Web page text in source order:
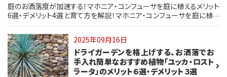
庭のお洒落度が加速する！マホニア・コンフューサを庭に植えるメリット
6選・デメリット4選と育て方を解説！マホニア・コンフューサを庭に植え
るメリット・デメリットと育て方/マホニア・コンフューサのメリット6選！み
んなが欲しがる理由がわかる！/マホニア・コンフューサのデメリット4
選、綺麗なマホニアには危険がある！？
2025年09月16日
ドライガーデンを格上げする、お洒落でお
手入れ簡単なおすすめ植物「ユッカ・ロスト
ラータ」のメリット６選・デメリット３選